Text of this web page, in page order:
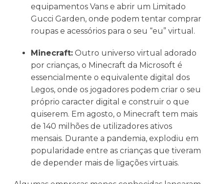
equipamentos Vans e abrir um Limitado
Gucci Garden, onde podem tentar comprar
roupas e acessórios para o seu “eu” virtual.
Minecraft:Outro universo virtual adorado
por crianças, o Minecraft da Microsoft é
essencialmente o equivalente digital dos
Legos, onde os jogadores podem criar o seu
próprio caracter digital e construir o que
quiserem. Em agosto, o Minecraft tem mais
de 140 milhões de utilizadores ativos
mensais. Durante a pandemia, explodiu em
popularidade entre as crianças que tiveram
de depender mais de ligações virtuais.